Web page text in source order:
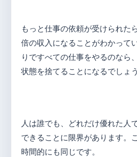
もっと仕事の依頼が受けられた
倍の収入になることがわかって
りですべての仕事をやるのなら
状態を捨てることになるでしょう
人は誰でも、どれだけ優れた人
できることに限界があります。
時間的にも同じです。